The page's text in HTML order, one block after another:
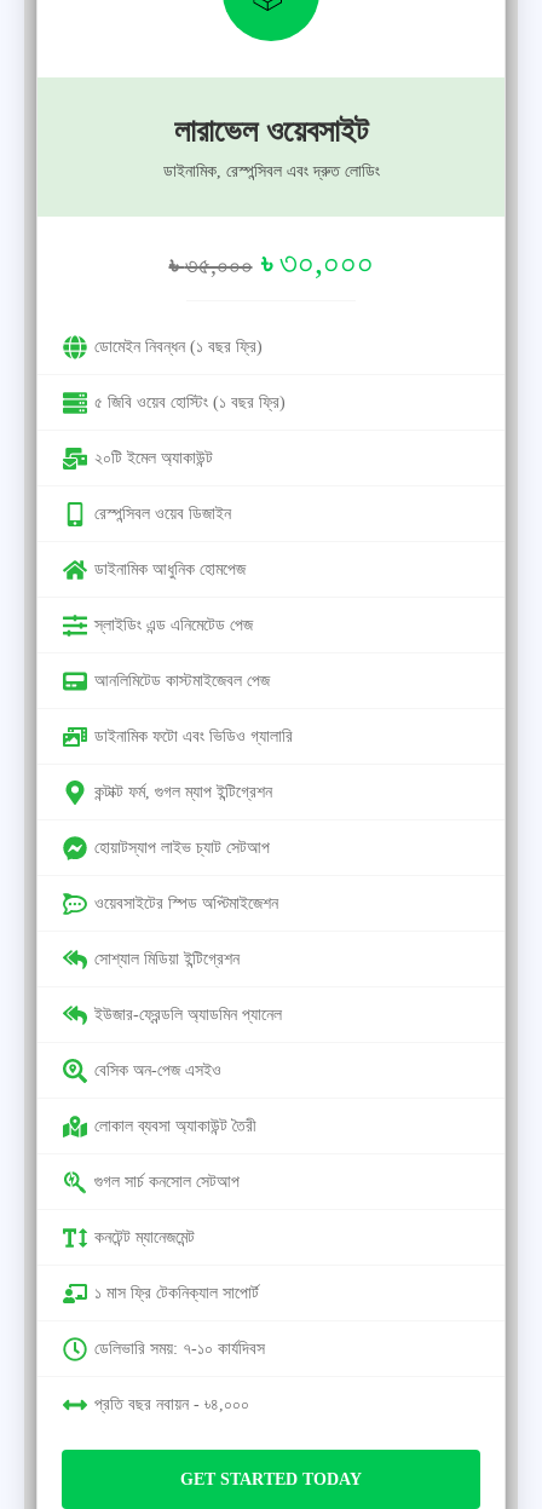
লারাভেল ওয়েবসাইট
ডাইনামিক, রেস্পন্সিবল এবং দ্রুত লোডিং
৳৩৫,০০০ ৳৩০,০০০
ডোমেইন নিবন্ধন (১ বছর ফ্রি)
৫ জিবি ওয়েব হোস্টিং (১ বছর ফ্রি)
২০টি ইমেল অ্যাকাউন্ট
রেস্পন্সিবল ওয়েব ডিজাইন
ডাইনামিক আধুনিক হোমপেজ
স্লাইডিং এন্ড এনিমেটেড পেজ
আনলিমিটেড কাস্টমাইজেবল পেজ
ডাইনামিক ফটো এবং ভিডিও গ্যালারি
কন্টাক্ট ফর্ম, গুগল ম্যাপ ইন্টিগ্রেশন
হোয়াটস্যাপ লাইভ চ্যাট সেটআপ
ওয়েবসাইটের স্পিড অপ্টিমাইজেশন
সোশ্যাল মিডিয়া ইন্টিগ্রেশন
ইউজার-ফ্রেন্ডলি অ্যাডমিন প্যানেল
বেসিক অন-পেজ এসইও
লোকাল ব্যবসা অ্যাকাউন্ট তৈরী
গুগল সার্চ কনসোল সেটআপ
কনটেন্ট ম্যানেজমেন্ট
১ মাস ফ্রি টেকনিক্যাল সাপোর্ট
ডেলিভারি সময়: ৭-১০ কার্যদিবস
প্রতি বছর নবায়ন - ৳৪,০০০
GET STARTED TODAY